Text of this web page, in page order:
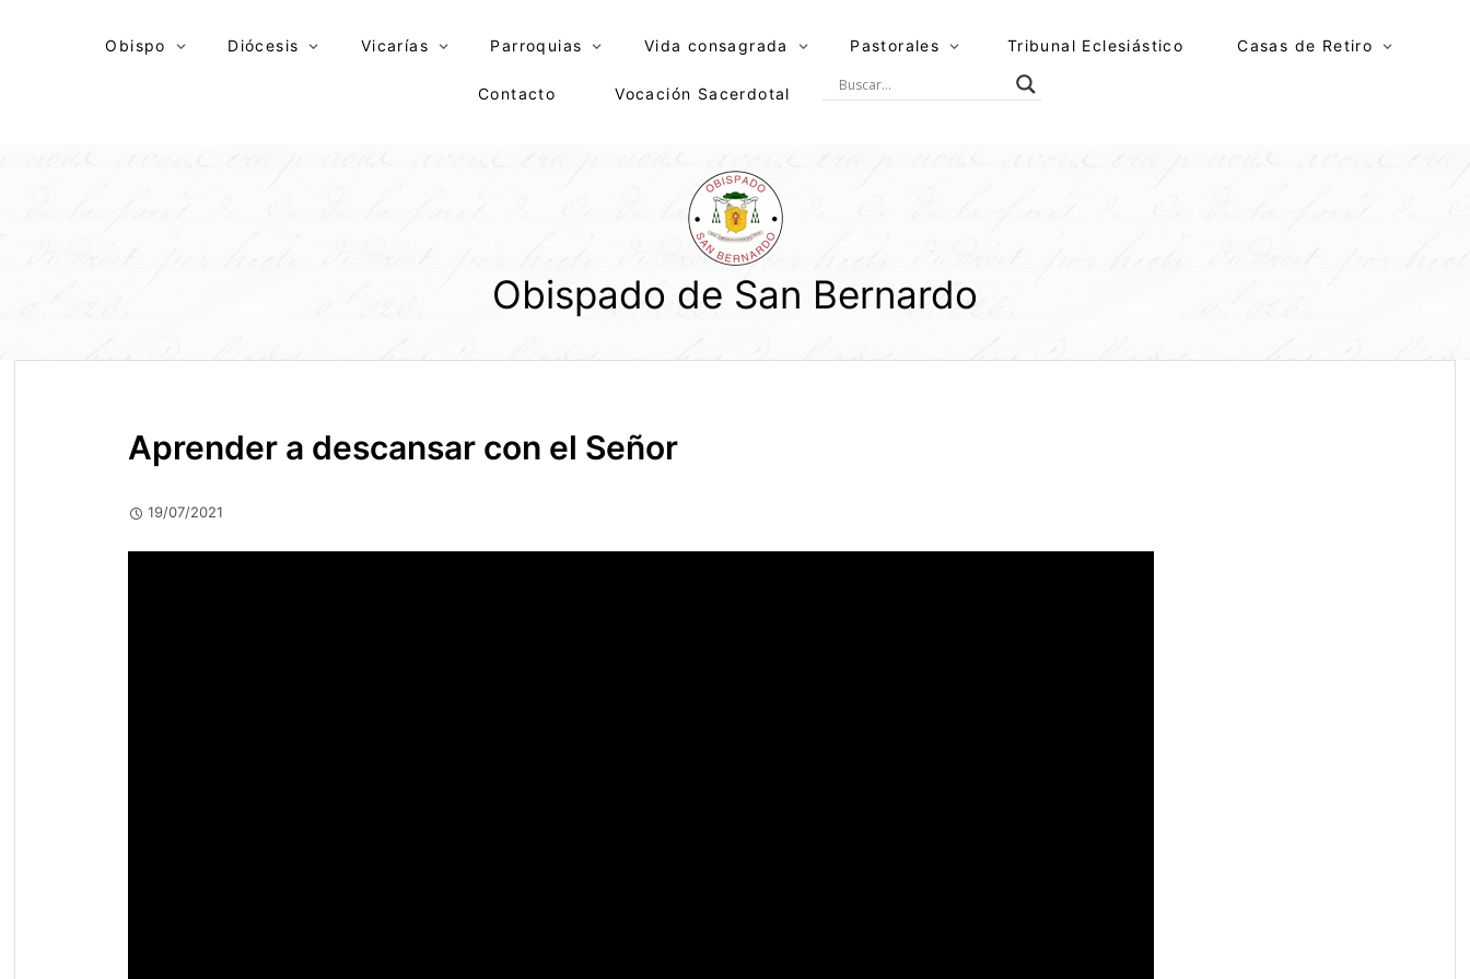
Obispo Diócesis Vicarías Parroquias Vida consagrada Pastorales Tribunal Eclesiástico Casas de Retiro
Contacto Vocación Sacerdotal
Obispado de San Bernardo
Aprender a descansar con el Señor
19/07/2021